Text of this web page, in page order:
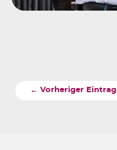
← Vorheriger Eintrag